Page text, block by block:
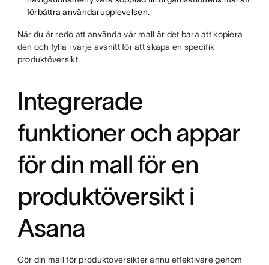
förbättra användarupplevelsen.
När du är redo att använda vår mall är det bara att kopiera
den och fylla i varje avsnitt för att skapa en specifik
produktöversikt.
Integrerade
funktioner och appar
för din mall för en
produktöversikt i
Asana
Gör din mall för produktöversikter ännu effektivare genom